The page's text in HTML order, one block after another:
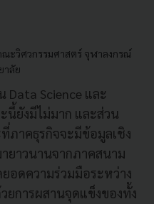
ะวิศวกรรมศาสตร์ จุฬาลงกรณ์
าลัย
Data Science และ
นี้ยังมีไม่มาก และส่วน
าคธุรกิจจะมีข้อมูลเชิง
ยาวนานจากภาคสนาม
อดความร่วมมือระหว่าง
ยการผสานจุดแข็งของทั้ง